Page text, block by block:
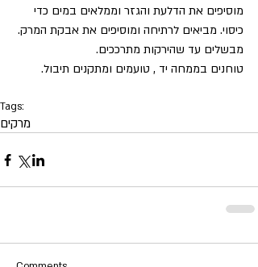
מוסיפים את הדלעת והגזר וממלאים במים כדי
כיסוי. מביאים לרתיחה ומוסיפים את אבקת המרק.
מבשלים עד שהירקות מתרככים.
טוחנים בממחה יד , טועמים ומתקנים תיבול.
Tags:
מרקים